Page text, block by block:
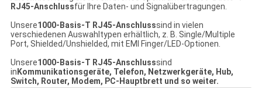
RJ45-Anschlussfür Ihre Daten- und Signalübertragungen.
Unsere1000-Basis-T RJ45-Anschlusssind in vielen
verschiedenen Auswahltypen erhältlich, z. B. Single/Multiple
Port, Shielded/Unshielded, mit EMI Finger/LED-Optionen.
Unsere1000-Basis-T RJ45-Anschlusssind
in Kommunikationsgeräte, Telefon, Netzwerkgeräte, Hub,
Switch, Router, Modem, PC-Hauptbrett und so weiter.